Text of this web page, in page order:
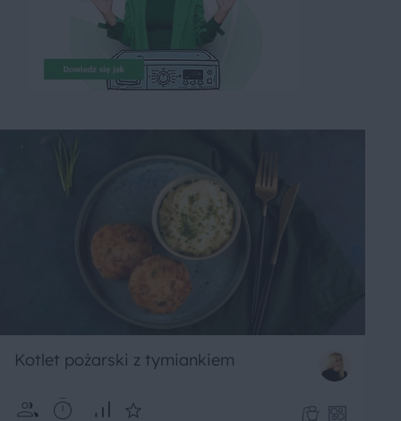
Kotlet pożarski z tymiankiem